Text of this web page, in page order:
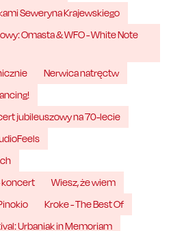
Seweryna Krajewskiego
Omasta & WFO - White Note
Nerwica natręctw
jubileuszowy na 70-lecie
koncert
Wiesz, że wiem
Kroke - The Best Of
Urbaniak in Memoriam